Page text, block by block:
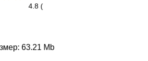
4.8 (
63.21 Mb